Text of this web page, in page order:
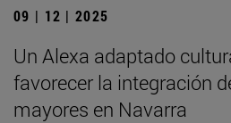
09 | 12 | 2025
Un Alexa adaptado
favorecer la integración
mayores en Navarra